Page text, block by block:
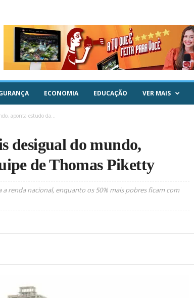
ECONOMIA EDUCAÇÃO VER MAIS
aponta estudo da...
desigual do mundo,
de Thomas Piketty
a renda nacional, enquanto os 50% mais pobres ficam com